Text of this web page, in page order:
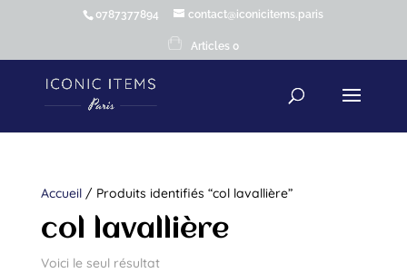
0787377894 contact@iconicitems.paris
Articles 0
Accueil/ Produits identifiés “col lavallière”
col lavallière
Voici le seul résultat